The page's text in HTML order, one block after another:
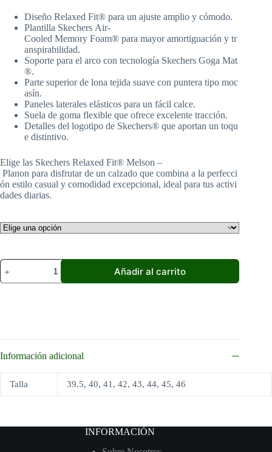
Diseño Relaxed Fit® para un ajuste amplio y cómodo.
Plantilla Skechers Air-
Cooled Memory Foam® para mayor amortiguación y tr
anspirabilidad.
Soporte para el arco con tecnología Skechers Goga Mat
®.
Parte superior de lona tejida suave con puntera tipo moc
asín.
Paneles laterales elásticos para un fácil calce.
Suela de goma flexible que ofrece excelente tracción.
Detalles del logotipo de Skechers® que aportan un toqu
e distintivo.
Elige las Skechers Relaxed Fit® Melson –
Planon para disfrutar de un calzado que combina a la perfecci
ón estilo casual y comodidad excepcional, ideal para tus activi
dades diarias.
Zapatillas
Skechers
Relaxed
cantidad
Añadir al carrito
Información adicional
Talla 39.5, 40, 41, 42, 43, 44, 45, 46
INFORMACIÓN